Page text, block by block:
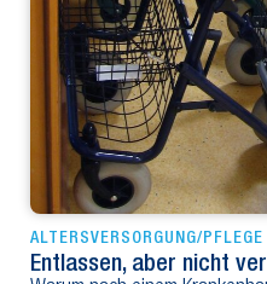
ALTERSVERSORGUNG/PFLEGE
Entlassen, aber nicht